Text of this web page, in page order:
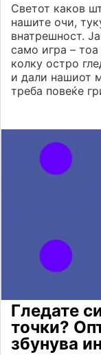
Светот каков
нашите очи,
внатрешност.
само игра –
колку остро
и дали нашиот
треба повеќе
Гледате
точки?
збунува